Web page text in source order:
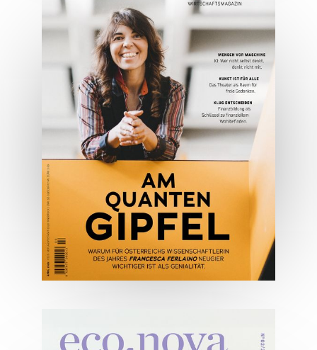
05/2026
Spezial: Architektur &
Lifestyle Mai 2026
JETZT BESTELLEN
ONLINE LESEN